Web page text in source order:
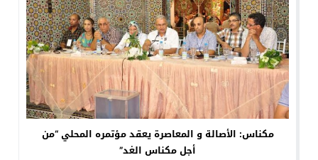
مكناس: الأصالة و المعاصرة يعقد مؤتمره المحلي “من
أجل مكناس الغد”